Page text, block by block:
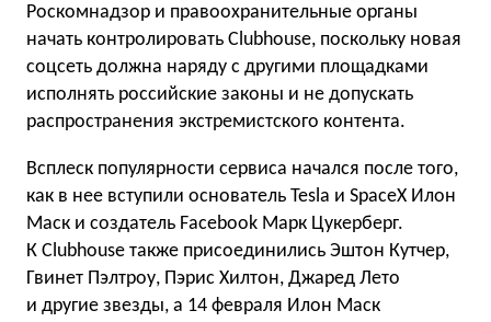
Роскомнадзор и правоохранительные органы
начать контролировать Clubhouse, поскольку новая
соцсеть должна наряду с другими площадками
исполнять российские законы и не допускать
распространения экстремистского контента.
Всплеск популярности сервиса начался после того,
как в нее вступили основатель Tesla и SpaceX Илон
Маск и создатель Facebook Марк Цукерберг.
К Clubhouse также присоединились Эштон Кутчер,
Гвинет Пэлтроу, Пэрис Хилтон, Джаред Лето
и другие звезды, а 14 февраля Илон Маск